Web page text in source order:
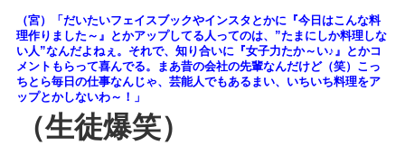
（宮）「だいたいフェイスブックやインスタとかに『今日はこんな料
理作りました～』とかアップしてる人ってのは、”たまにしか料理しな
い人”なんだよねぇ。それで、知り合いに『女子力たか～い♪』とかコ
メントもらって喜んでる。まあ昔の会社の先輩なんだけど（笑）こっ
ちとら毎日の仕事なんじゃ、芸能人でもあるまい、いちいち料理をア
ップとかしないわ～！」
（生徒爆笑）